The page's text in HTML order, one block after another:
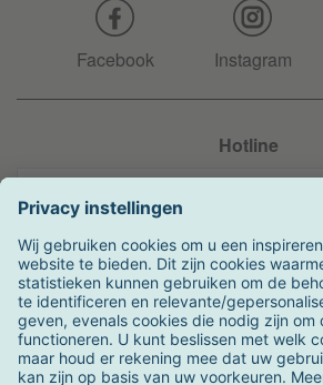
Facebook Instagram
Hotline
Zo kunt u betalen